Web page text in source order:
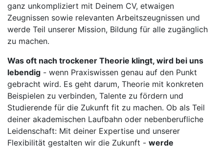
ganz unkompliziert mit Deinem CV, etwaigen
Zeugnissen sowie relevanten Arbeitszeugnissen und
werde Teil unserer Mission, Bildung für alle zugänglich
zu machen.
Was oft nach trockener Theorie klingt, wird bei uns
lebendig - wenn Praxiswissen genau auf den Punkt
gebracht wird. Es geht darum, Theorie mit konkreten
Beispielen zu verbinden, Talente zu fördern und
Studierende für die Zukunft fit zu machen. Ob als Teil
deiner akademischen Laufbahn oder nebenberufliche
Leidenschaft: Mit deiner Expertise und unserer
Flexibilität gestalten wir die Zukunft - werde